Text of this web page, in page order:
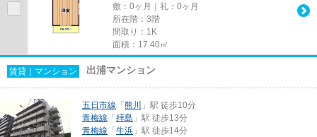
敷：0ヶ月｜礼：0ヶ月
所在階：3階
間取り：1K
面積：17.40㎡
賃貸｜マンション 出浦マンション
五日市線 「熊川
」駅 徒歩10分
青梅線 「拝島 」駅 徒歩13分
青梅線 「牛浜 」駅 徒歩14分